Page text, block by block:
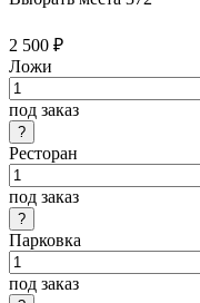
2 500 ₽
Ложи
под заказ
Ресторан
под заказ
Парковка
под заказ